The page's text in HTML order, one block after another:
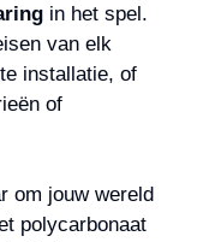
in het spel.
van elk
installatie, of
of
om jouw wereld
polycarbonaat